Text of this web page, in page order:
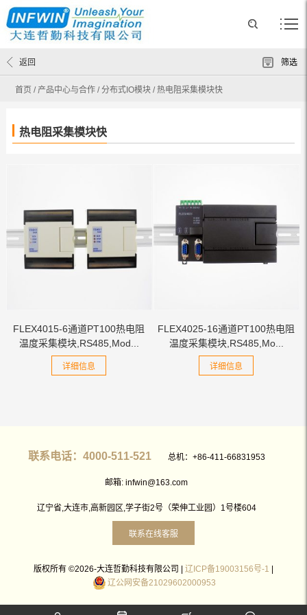
首页 / 产品中心与合作 /分布式IO模块 /热电阻采集模块快
返回 筛选
热电阻采集模块快
FLEX4015-6通道PT100热电阻
温度采集模块,RS485,Mod...
详细信息
FLEX4025-16通道PT100热电阻
温度采集模块,RS485,Mo...
详细信息
联系电话：4000-511-521 总机：+86-411-66831953
邮箱: infwin@163.com
辽宁省,大连市,高新园区,学子街2号（荣伸工业园）1号楼604
联系在线客服
版权所有 ©2026-大连哲勤科技有限公司 | 辽ICP备19003156号-1 |
辽公网安备21029602000953